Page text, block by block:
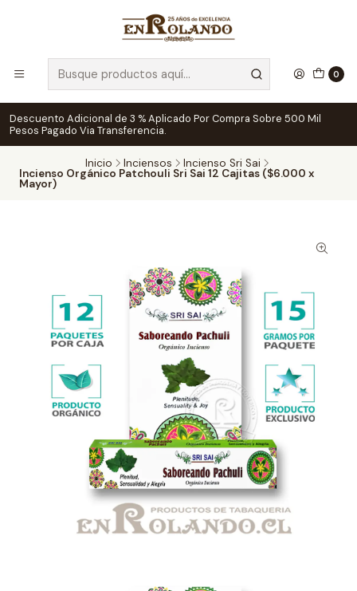
0
Descuento Adicional de 3 % Aplicado Por Compra Sobre 500 Mil
Pesos Pagado Via Transferencia.
Inicio Inciensos Incienso Sri Sai
Incienso Orgánico Patchouli Sri Sai 12 Cajitas ($6.000 x
Mayor)